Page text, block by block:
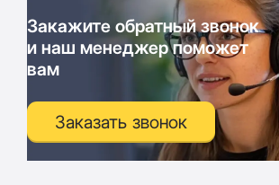
Закажите обратный звонок
и наш менеджер поможет
вам
Заказать звонок